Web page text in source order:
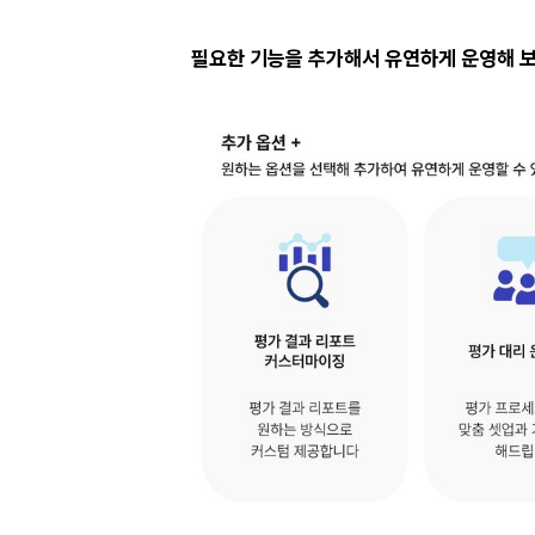
필요한 기능을 추가해서 유연하게 운영해